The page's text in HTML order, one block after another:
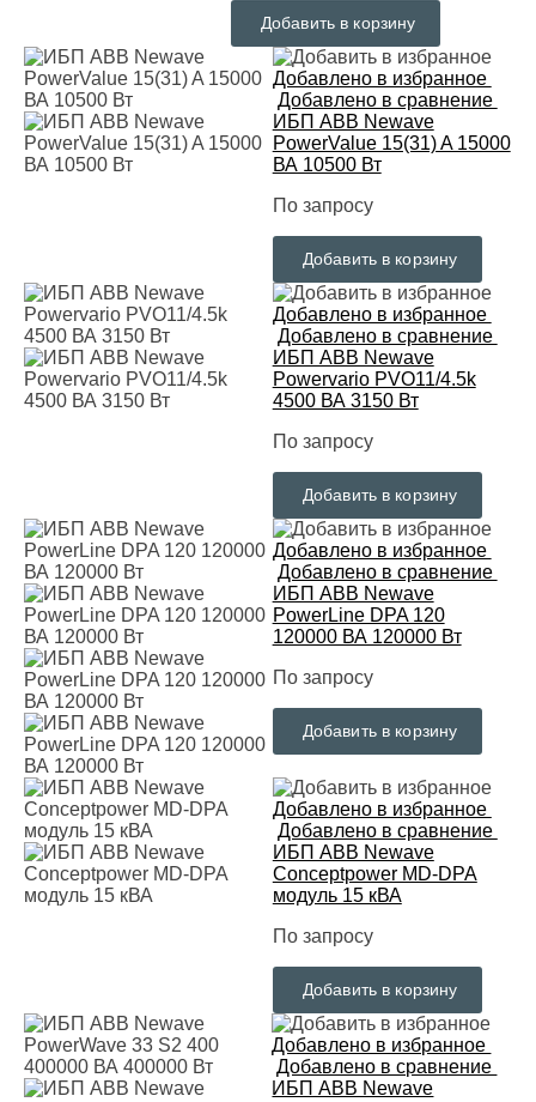
Добавить в корзину
Добавлено в избранное
Добавлено в сравнение
ИБП ABB Newave
PowerValue 15(31) A 15000
ВА 10500 Вт
По запросу
Добавить в корзину
Добавлено в избранное
Добавлено в сравнение
ИБП ABB Newave
Powervario PVO11/4.5k
4500 ВА 3150 Вт
По запросу
Добавить в корзину
Добавлено в избранное
Добавлено в сравнение
ИБП ABB Newave
PowerLine DPA 120
120000 ВА 120000 Вт
По запросу
Добавить в корзину
Добавлено в избранное
Добавлено в сравнение
ИБП ABB Newave
Conceptpower MD-DPA
модуль 15 кВА
По запросу
Добавить в корзину
Добавлено в избранное
Добавлено в сравнение
ИБП ABB Newave